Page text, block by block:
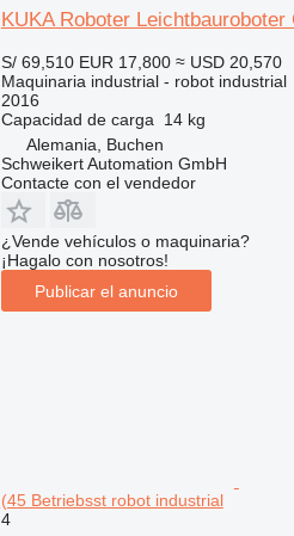
KUKA Roboter
S/ 69,510 EUR 17,800 ≈ USD 20,570
Maquinaria industrial - robot industrial
2016
Capacidad de carga
14 kg
Alemania, Buchen
Schweikert Automation GmbH
Contacte con el vendedor
¿Vende vehículos o maquinaria?
¡Hagalo con nosotros!
Publicar el anuncio
(45 Betriebsst robot industrial
4